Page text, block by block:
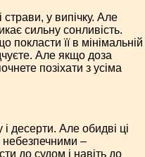
страви, у випічку. Але
сильну сонливість.
її в мінімальній
Але якщо доза
позіхати з усіма
і десерти. Але обидві ці
небезпечними –
до судом і навіть до